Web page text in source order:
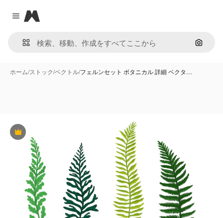
Close menu
Magnific
画像で
ホーム/ストック/ベクトル/フェルンセット ボタニカル 詳細 ベクタ…
Premium